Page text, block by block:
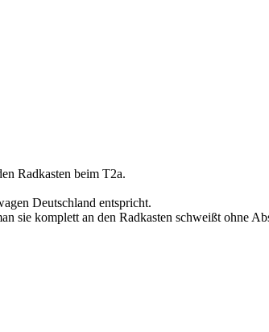
Radkasten beim T2a.
Deutschland entspricht.
sie komplett an den Radkasten schweißt ohne